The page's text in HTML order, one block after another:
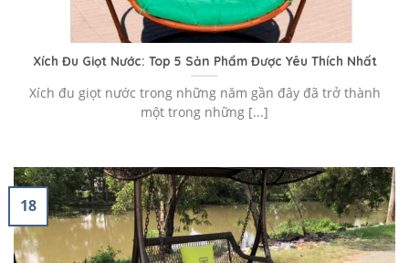
Xích Đu Giọt Nước: Top 5 Sản Phẩm Được Yêu Thích Nhất
Xích đu giọt nước trong những năm gần đây đã trở thành
một trong những [...]
18